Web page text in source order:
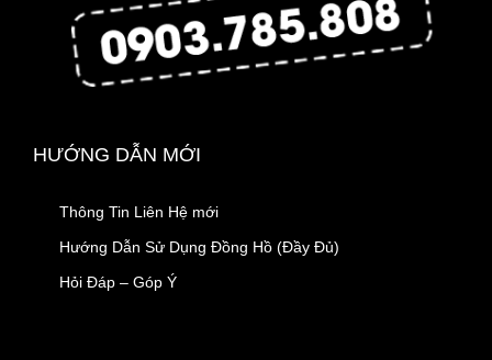
HƯỚNG DẪN MỚI
Thông Tin Liên Hệ mới
Hướng Dẫn Sử Dụng Đồng Hồ (Đầy Đủ)
Hỏi Đáp – Góp Ý